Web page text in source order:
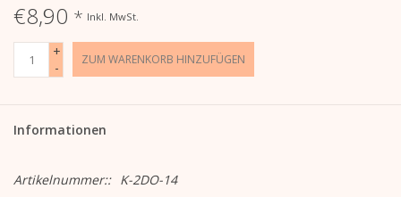
€8,90 * Inkl. MwSt.
+
-
ZUM WARENKORB HINZUFÜGEN
Informationen
Artikelnummer:: K-2DO-14